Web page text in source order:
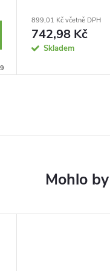
899,01 Kč včetně DPH
742,98 Kč
Skladem